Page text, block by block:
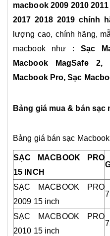
macbook 2009 2010
2017 2018 2019 chính
lượng cao, chính hãng,
macbook như : Sạc
Macbook MagSafe
Macbook Pro, Sạc
Bảng giá mua & bán sạc
Bảng giá bán sạc
SẠC MACBOOK PRO
15 INCH
SẠC MACBOOK PRO
2009 15 inch
SẠC MACBOOK PRO
2010 15 inch